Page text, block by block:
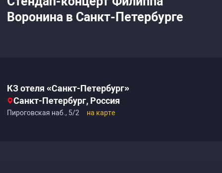
Воронина в Санкт-Петербурге
КЗ отеля «Санкт-Петербург»
Санкт-Петербург, Россия
Пироговская наб., 5/2 на карте